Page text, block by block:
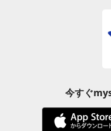
今すぐ